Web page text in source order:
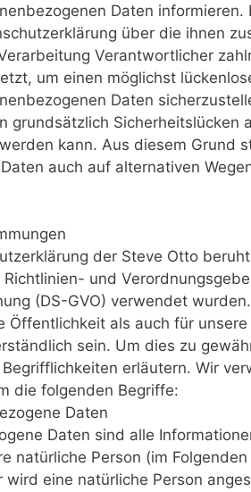
Daten
über die ihnen
Verantwortlicher
um einen möglichst
Daten
grundsätzlich Sicherheitslücken
kann. Aus diesem Grund
auch auf alternativen
der Steve Otto
Richtlinien- und
(DS-GVO) verwendet
Öffentlichkeit als auch für
sein. Um dies zu
erläutern. Wir
die folgenden Begriffe:
Daten
Daten sind alle
natürliche Person (im
wird eine natürliche Person